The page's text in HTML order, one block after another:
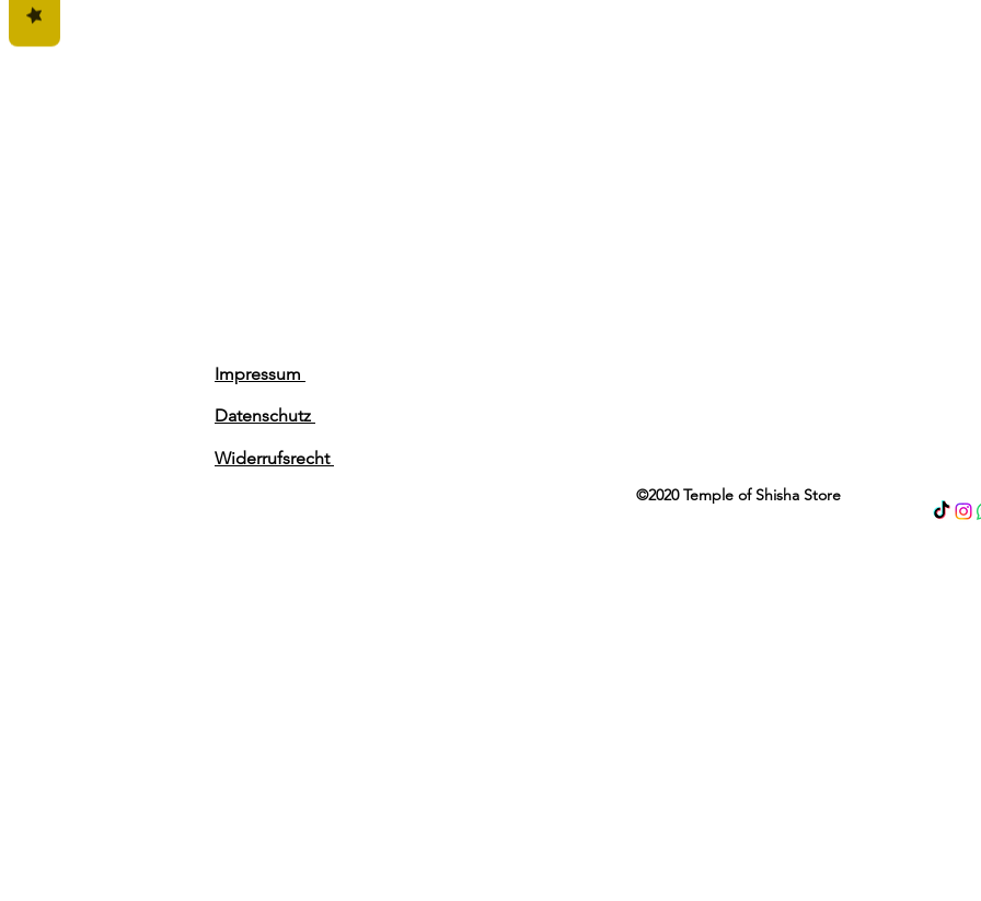
Impressum
Datenschutz
Widerrufsrecht
©2020 Temple of Shisha Store